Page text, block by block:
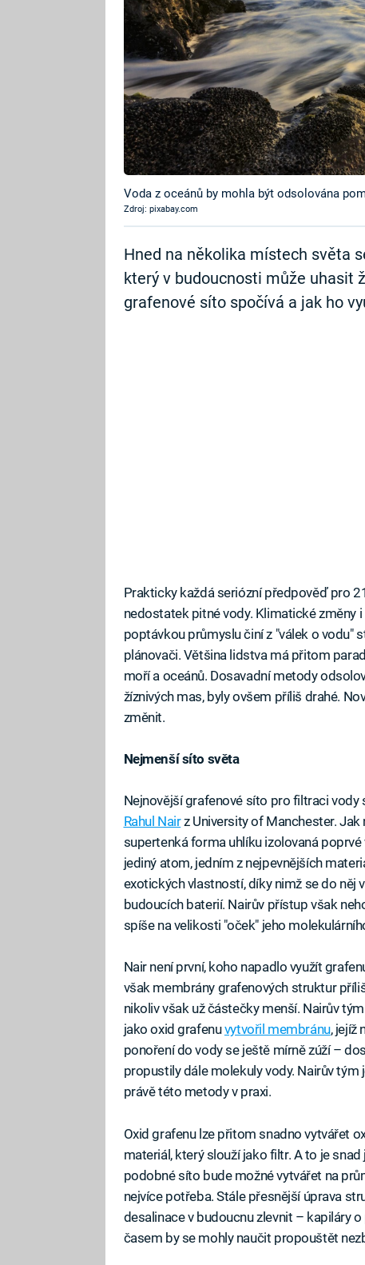
Voda z oceánů by mohla být odsolována
Zdroj: pixabay.com
Hned na několika místech světa
který v budoucnosti může uhasit
grafenové síto spočívá a jak ho
Prakticky každá seriózní předpověď pro
nedostatek pitné vody. Klimatické změny
poptávkou průmyslu činí z "válek o vodu"
plánovači. Většina lidstva má přitom
moří a oceánů. Dosavadní metody
žíznivých mas, byly ovšem příliš drahé.
změnit.
Nejmenší síto světa
Nejnovější grafenové síto pro filtraci
Rahul Nairz University of Manchester. Jak
supertenká forma uhlíku izolovaná
jediný atom, jedním z nejpevnějších
exotických vlastností, díky nimž se do něj
budoucích baterií. Nairův přístup však
spíše na velikosti "oček" jeho
Nair není první, koho napadlo využít
však membrány grafenových struktur
nikoliv však už částečky menší. Nairův
jako oxid grafenuvytvořil membránu, jejíž
ponoření do vody se ještě mírně zúží –
propustily dále molekuly vody. Nairův
právě této metody v praxi.
Oxid grafenu lze přitom snadno vytvářet
materiál, který slouží jako filtr. A to je
podobné síto bude možné vytvářet na
nejvíce potřeba. Stále přesnější úprava
desalinace v budoucnu zlevnit – kapiláry
časem by se mohly naučit propouštět